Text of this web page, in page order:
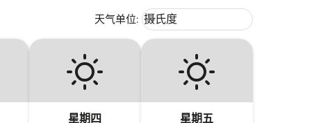
天气单位: Weather unit option 摄氏度
摄氏度
keyboard_arrow_down
星期四 星期五